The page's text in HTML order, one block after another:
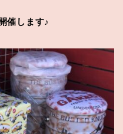
催します♪